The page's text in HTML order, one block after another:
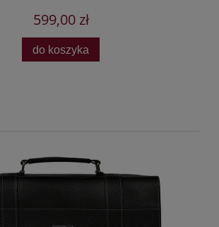
599,00 zł
do koszyka